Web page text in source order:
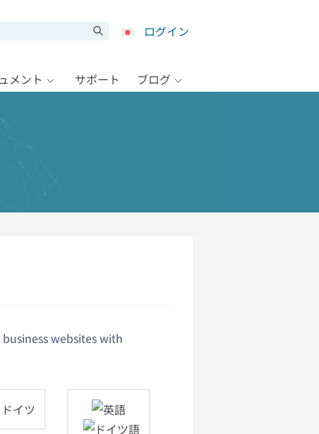
ログイン
メント サポート ブログ
websites with
ドイツ